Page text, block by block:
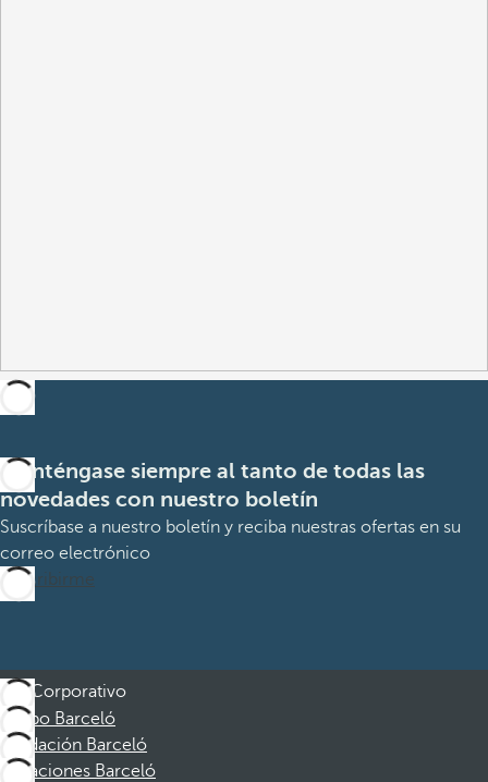
Manténgase siempre al tanto de todas las
novedades con nuestro boletín
Suscríbase a nuestro boletín y reciba nuestras ofertas en su
correo electrónico
Suscribirme
Corporativo
Grupo Barceló
Fundación Barceló
Vacaciones Barceló